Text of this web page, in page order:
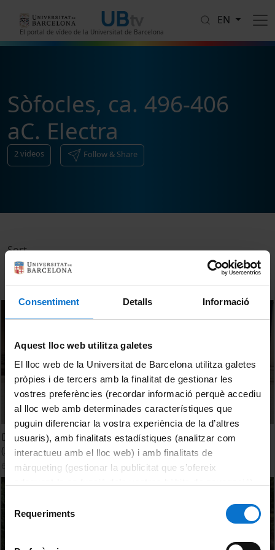
Consentiment Detalls Informació
Aquest lloc web utilitza galetes
El lloc web de la Universitat de Barcelona utilitza galetes
pròpies i de tercers amb la finalitat de gestionar les
vostres preferències (recordar informació perquè accediu
al lloc web amb determinades característiques que
puguin diferenciar la vostra experiència de la d’altres
usuaris), amb finalitats estadístiques (analitzar com
interactueu amb el lloc web) i amb finalitats de
màrqueting (gestionar la publicitat que s’ofereix
consultar laPolítica de galetes del lloc web de la
Requeriments
El portal de vídeo de la Universitat de Barcelona
EN
Sòfocles, ca. 496-406
aC. Electra
2videos Follow & Share
Sort
Diplodíptico dedicado: Electra (Sófocles) y Lisístrata
(Aristófanes) [con subtítulos]
6 July, 2015